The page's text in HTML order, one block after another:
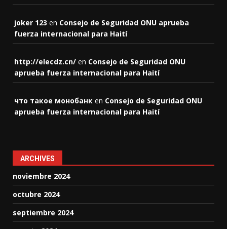
joker 123 en Consejo de Seguridad ONU aprueba
fuerza internacional para Haití
http://elecdz.cn/ en Consejo de Seguridad ONU
aprueba fuerza internacional para Haití
что такое монобанк en Consejo de Seguridad ONU
aprueba fuerza internacional para Haití
ARCHIVES
noviembre 2024
octubre 2024
septiembre 2024